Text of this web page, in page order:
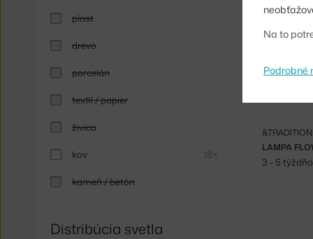
plast
drevo
porcelán
textil / papier
živica
kov 18×
kameň / betón
Distribúcia svetla
LAMPA
&TRADITION
3 - 5
Na to
Podrobné